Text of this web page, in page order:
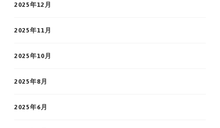
2025年12月
2025年11月
2025年10月
2025年8月
2025年6月